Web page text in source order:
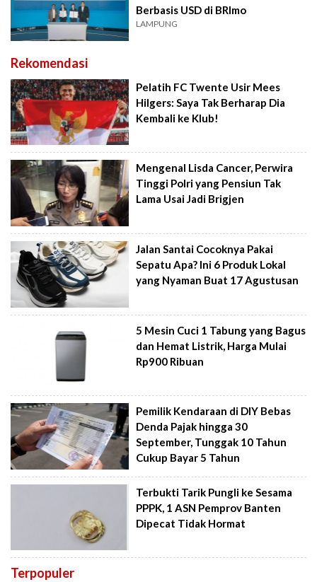
Berbasis USD di BRImo
LAMPUNG
Rekomendasi
Pelatih FC Twente Usir Mees
Hilgers: Saya Tak Berharap Dia
Kembali ke Klub!
Mengenal Lisda Cancer, Perwira
Tinggi Polri yang Pensiun Tak
Lama Usai Jadi Brigjen
Jalan Santai Cocoknya Pakai
Sepatu Apa? Ini 6 Produk Lokal
yang Nyaman Buat 17 Agustusan
5 Mesin Cuci 1 Tabung yang Bagus
dan Hemat Listrik, Harga Mulai
Rp900 Ribuan
Pemilik Kendaraan di DIY Bebas
Denda Pajak hingga 30
September, Tunggak 10 Tahun
Cukup Bayar 5 Tahun
Terbukti Tarik Pungli ke Sesama
PPPK, 1 ASN Pemprov Banten
Dipecat Tidak Hormat
Terpopuler